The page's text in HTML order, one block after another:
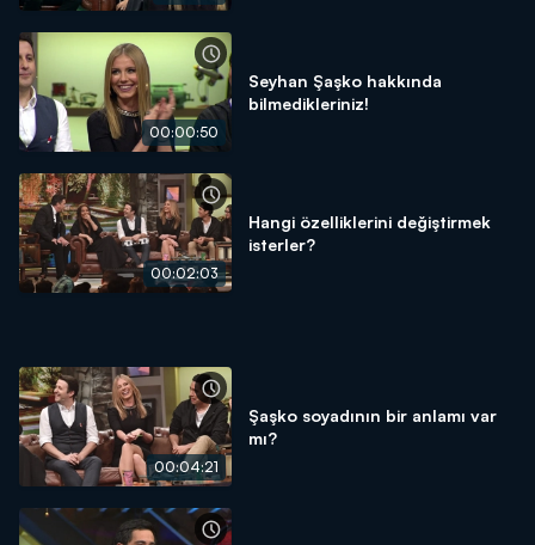
00:00:50
Seyhan Şaşko hakkında
bilmedikleriniz!
00:02:03
Hangi özelliklerini değiştirmek
isterler?
00:04:21
Şaşko soyadının bir anlamı var
mı?